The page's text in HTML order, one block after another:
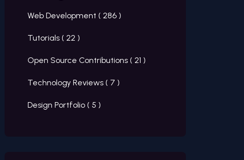
Web Development ( 286 )
Tutorials ( 22 )
Open Source Contributions ( 21 )
Technology Reviews ( 7 )
Design Portfolio ( 5 )